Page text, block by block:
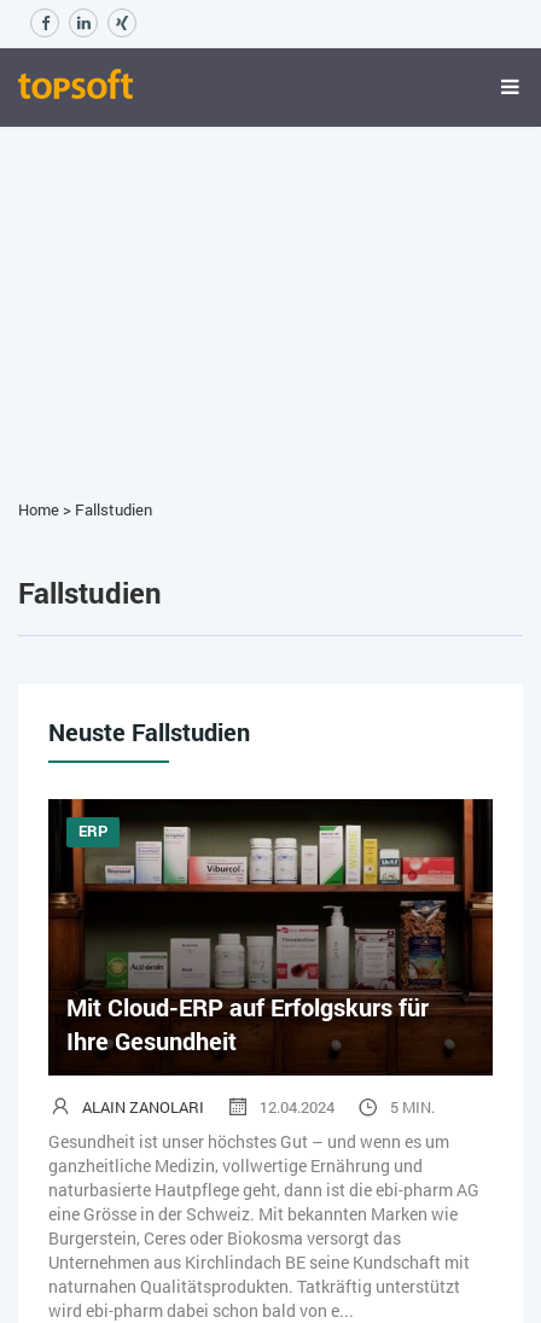
Home> Fallstudien
Fallstudien
Neuste Fallstudien
Mit Cloud-ERP auf Erfolgskurs für
Ihre Gesundheit
ERP
ALAIN ZANOLARI 12.04.2024 5 MIN.
Gesundheit ist unser höchstes Gut – und wenn es um
ganzheitliche Medizin, vollwertige Ernährung und
naturbasierte Hautpflege geht, dann ist die ebi-pharm AG
eine Grösse in der Schweiz. Mit bekannten Marken wie
Burgerstein, Ceres oder Biokosma versorgt das
Unternehmen aus Kirchlindach BE seine Kundschaft mit
naturnahen Qualitätsprodukten. Tatkräftig unterstützt
wird ebi-pharm dabei schon bald von e...